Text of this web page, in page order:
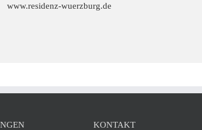
www.residenz-wuerzburg.de
KONTAKT